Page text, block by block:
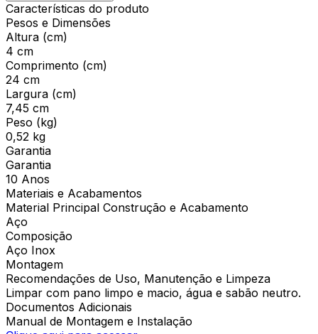
Características do produto
Pesos e Dimensões
Altura (cm)
4 cm
Comprimento (cm)
24 cm
Largura (cm)
7,45 cm
Peso (kg)
0,52 kg
Garantia
Garantia
10 Anos
Materiais e Acabamentos
Material Principal Construção e Acabamento
Aço
Composição
Aço Inox
Montagem
Recomendações de Uso, Manutenção e Limpeza
Limpar com pano limpo e macio, água e sabão neutro.
Documentos Adicionais
Manual de Montagem e Instalação